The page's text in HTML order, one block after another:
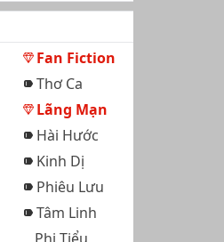
Fan Fiction
Thơ Ca
Lãng Mạn
Hài Hước
Kinh Dị
Phiêu Lưu
Tâm Linh